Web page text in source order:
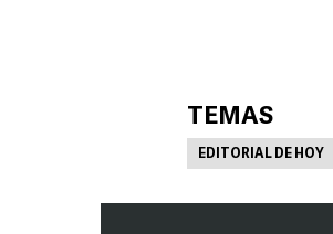
TEMAS
EDITORIAL DE HOY